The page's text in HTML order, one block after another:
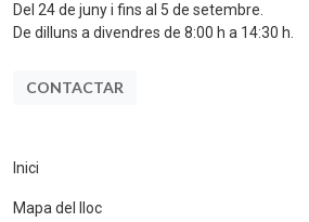
Del 24 de juny i fins al 5 de setembre.
De dilluns a divendres de 8:00 h a 14:30 h.
CONTACTAR
Inici
Mapa del lloc